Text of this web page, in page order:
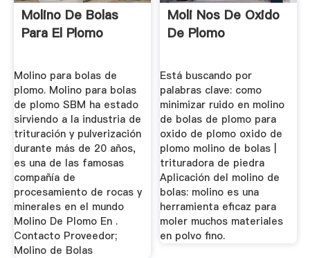
Molino De Bolas
Para El Plomo
Molino para bolas de
plomo. Molino para bolas
de plomo SBM ha estado
sirviendo a la industria de
trituración y pulverización
durante más de 20 años,
es una de las famosas
compañía de
procesamiento de rocas y
minerales en el mundo
Molino De Plomo En .
Contacto Proveedor;
Molino de Bolas
Moli Nos De Oxido
De Plomo
Está buscando por
palabras clave: como
minimizar ruido en molino
de bolas de plomo para
oxido de plomo oxido de
plomo molino de bolas |
trituradora de piedra
Aplicación del molino de
bolas: molino es una
herramienta eficaz para
moler muchos materiales
en polvo fino.